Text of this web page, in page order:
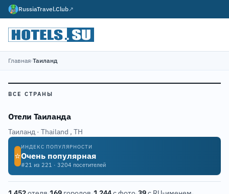
RussiaTravel.Club↗
Главная›Таиланд
ВСЕ СТРАНЫ
Отели Таиланда
Таиланд · Thailand , TH
⭐
ИНДЕКС ПОПУЛЯРНОСТИ
Очень популярная
#21 из 221 · 3204 посетителей